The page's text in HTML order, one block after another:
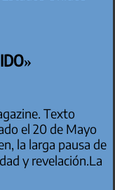
Texto
el 20 de Mayo
la larga pausa de
y revelación.La